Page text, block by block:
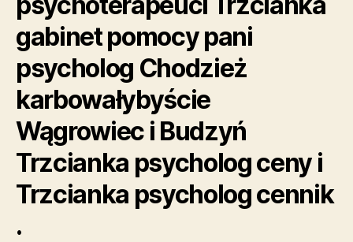
gabinet pomocy pani
psycholog Chodzież
karbowałybyście
Wągrowiec i Budzyń
Trzcianka psycholog ceny i
Trzcianka psycholog cennik
.